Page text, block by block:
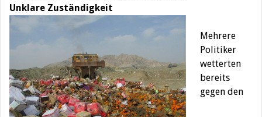
Unklare Zuständigkeit
Mehrere
Politiker
wetterten
bereits
gegen den